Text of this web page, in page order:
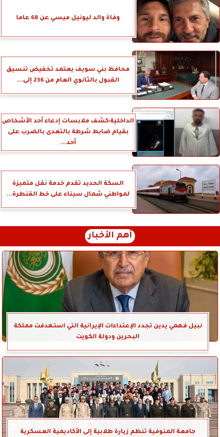
وفاة والد ليونيل ميسي عن 68 عاما
محافظ بني سويف يعتمد تخفيض تنسيق
القبول بالثانوي العام من 236 إلى...
الداخلية:كشف ملابسات إدعاء أحد الأشخاص
بقيام ضابط شرطة بالتعدى بالضرب على
أحد...
السكة الحديد تقدم خدمة نقل متميزة
لمواطني شمال سيناء على خط القنطرة...
أهم الأخبار
نبيل فهمي يدين تجدد الإعتداءات الإيرانية التي استهدفت مملكة
البحرين ودولة الكويت
جامعة المنوفية تنظم زيارة طلابية إلى الأكاديمية العسكرية